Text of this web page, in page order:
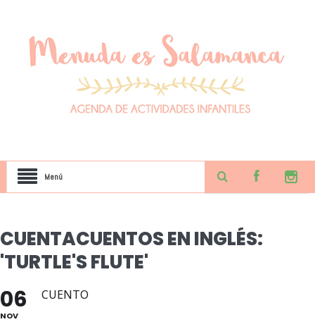
Menú
CUENTACUENTOS EN INGLÉS:
'TURTLE'S FLUTE'
06
NOV
CUENTO